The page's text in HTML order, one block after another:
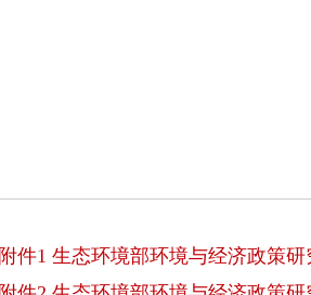
附件1 生态环境部环境与经济政策